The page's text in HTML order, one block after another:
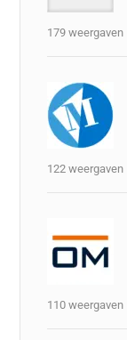
179 weergaven
122 weergaven
110 weergaven